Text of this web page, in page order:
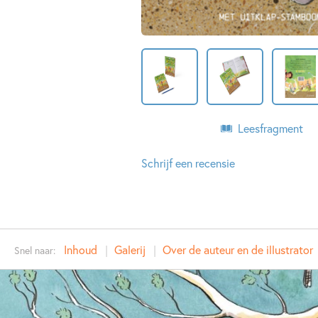
Leesfragment
Schrijf een recensie
Snel naar: Inhoud Galerij Over de auteur en de illustrator